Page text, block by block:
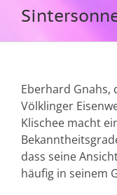
Eberhard Gnahs,
Völklinger
Klischee macht
dass seine
häufig in seinem